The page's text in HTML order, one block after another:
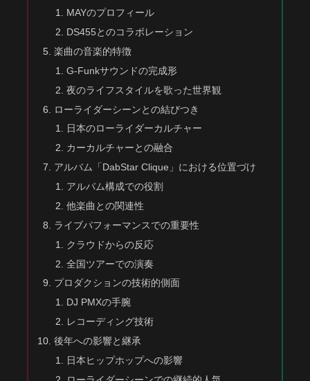
MAYのプロフィール
DS455とのコラボレーション
楽曲の音楽的特徴
G-Funkサウンドの完成形
夜のライフスタイルを歌った世界観
ローライダーシーンとの結びつき
日本のローライダーカルチャー
カーカルチャーとの融合
アルバム「DabStar Clique」における位置づけ
アルバム構成での役割
他楽曲との関連性
ライブパフォーマンスでの重要性
クラウドからの反応
全国ツアーでの演奏
プロダクションの技術的側面
DJ PMXの手腕
レコーディング技術
後年への影響と継承
日本ヒップホップへの影響